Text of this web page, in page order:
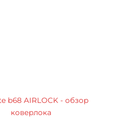
b68 AIRLOCK - обзор
коверлока